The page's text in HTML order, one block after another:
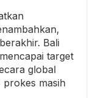
Bali
target
global
masih